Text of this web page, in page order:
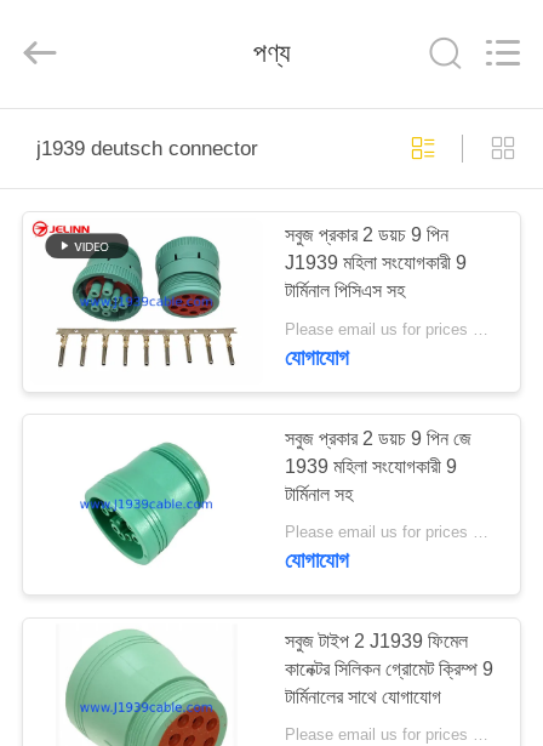
পণ্য
আমাদের
সম্পর্কে
কারখানা
যোগাযোগ
Rights
Reserved.
ECER
পণ্য
j1939 deutsch connector
সবুজ প্রকার 2 ডয়চ 9 পিন
J1939 মহিলা সংযোগকারী 9
টার্মিনাল পিসিএস সহ
Please email us for prices MOQ:100 PCS
যোগাযোগ
সবুজ প্রকার 2 ডয়চ 9 পিন জে
1939 মহিলা সংযোগকারী 9
টার্মিনাল সহ
Please email us for prices MOQ:100 PCS
যোগাযোগ
সবুজ টাইপ 2 J1939 ফিমেল
কানেক্টর সিলিকন গ্রোমেট ক্রিম্প 9
টার্মিনালের সাথে যোগাযোগ
Please email us for prices MOQ:100 পিসি